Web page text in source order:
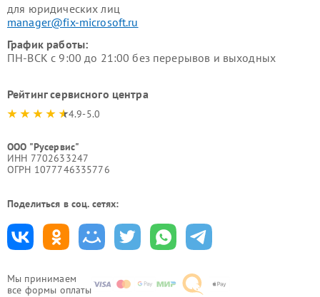
Мы принимаем
все формы оплаты
для юридических лиц
manager@fix-microsoft.ru
График работы:
ПН-ВСК с 9:00 до 21:00 без перерывов и выходных
Рейтинг сервисного центра
4.9-5.0
ООО "Русервис"
ИНН 7702633247
ОГРН 1077746335776
Поделиться в соц. сетях: